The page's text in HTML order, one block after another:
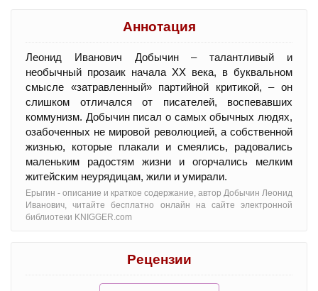
Аннотация
Леонид Иванович Добычин – талантливый и
необычный прозаик начала XX века, в буквальном
смысле «затравленный» партийной критикой, – он
слишком отличался от писателей, воспевавших
коммунизм. Добычин писал о самых обычных людях,
озабоченных не мировой революцией, а собственной
жизнью, которые плакали и смеялись, радовались
маленьким радостям жизни и огорчались мелким
житейским неурядицам, жили и умирали.
Ерыгин - oписание и краткое содержание, автор Добычин Леонид
Иванович, читайте бесплатно онлайн на сайте электронной
библиотеки KNIGGER.com
Рецензии